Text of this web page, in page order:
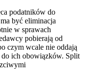
podatników do
być eliminacja
w sprawach
pobierają od
czym wcale nie oddają
ich obowiązków. Split